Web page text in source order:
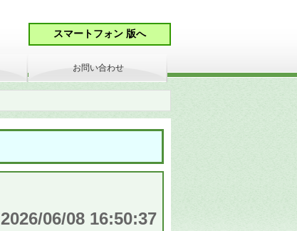
2026/06/08 16:50:37
お問い合わせ